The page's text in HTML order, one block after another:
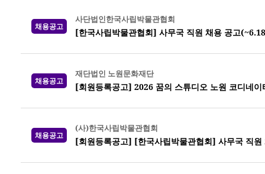
채용공고
사단법인한국사립박물관협회
[한국사립박물관협회] 사무국 직원 채용 공고
채용공고
재단법인 노원문화재단
[회원등록공고] 2026 꿈의 스튜디오 노원 코디네이
채용공고
(사)한국사립박물관협회
[회원등록공고] [한국사립박물관협회] 사무국 직